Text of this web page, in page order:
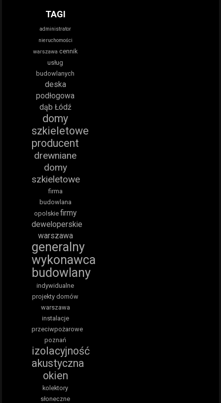
TAGI
administrator
nieruchomości
warszawa cennik
usług
budowlanych
deska
podłogowa
dąb Łódź
domy
szkieletowe
producent
drewniane
domy
szkieletowe
firma
budowlana
opolskie firmy
deweloperskie
warszawa
generalny
wykonawca
budowlany
indywidualne
projekty domów
warszawa
instalacje
przeciwpożarowe
poznań
izolacyjność
akustyczna
okien
kolektory
słoneczne